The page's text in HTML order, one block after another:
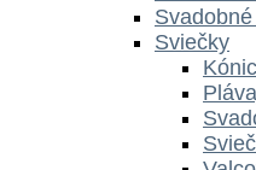
Sviečky